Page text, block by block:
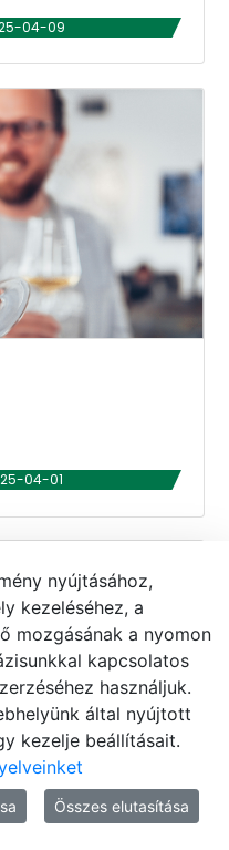
04-09
04-01
nyújtásához,
kezeléséhez, a
mozgásának a nyomon
kapcsolatos
használjuk.
által nyújtott
kezelje beállításait.
Összes elutasítása